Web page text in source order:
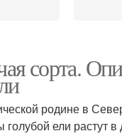
сорта.
родине в
ели растут